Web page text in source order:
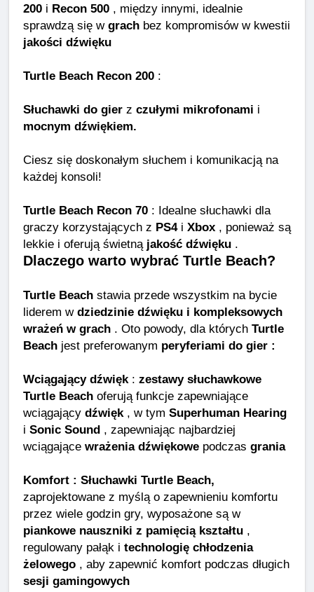
200 i Recon 500 , między innymi, idealnie
sprawdzą się w grach bez kompromisów w kwestii
jakości dźwięku
Turtle Beach Recon 200 :
Słuchawki do gier z czułymi mikrofonami i
mocnym dźwiękiem.
Ciesz się doskonałym słuchem i komunikacją na
każdej konsoli!
Turtle Beach Recon 70 : Idealne słuchawki dla
graczy korzystających z PS4i Xbox , ponieważ są
lekkie i oferują świetną jakość dźwięku .
Dlaczego warto wybrać Turtle Beach?
Turtle Beach stawia przede wszystkim na bycie
liderem w dziedzinie dźwięku i kompleksowych
wrażeń w grach . Oto powody, dla których Turtle
Beach jest preferowanym peryferiami do gier :
Wciągający dźwięk: zestawy słuchawkowe
Turtle Beach oferują funkcje zapewniające
wciągający dźwięk, w tym Superhuman Hearing
i Sonic Sound , zapewniając najbardziej
wciągające wrażenia dźwiękowe podczas grania
Komfort : Słuchawki Turtle Beach,
zaprojektowane z myślą o zapewnieniu komfortu
przez wiele godzin gry, wyposażone są w
piankowe nauszniki z pamięcią kształtu ,
regulowany pałąk i technologię chłodzenia
żelowego , aby zapewnić komfort podczas długich
sesji gamingowych